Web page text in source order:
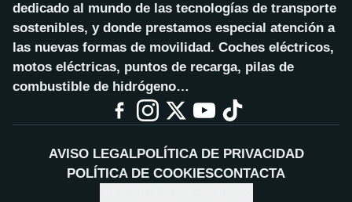
dedicado al mundo de las tecnologías de transporte
sostenibles, y donde prestamos especial atención a
las nuevas formas de movilidad. Coches eléctricos,
motos eléctricas, puntos de recarga, pilas de
combustible de hidrógeno…
AVISO LEGALPOLÍTICA DE PRIVACIDAD
POLÍTICA DE COOKIESCONTACTA